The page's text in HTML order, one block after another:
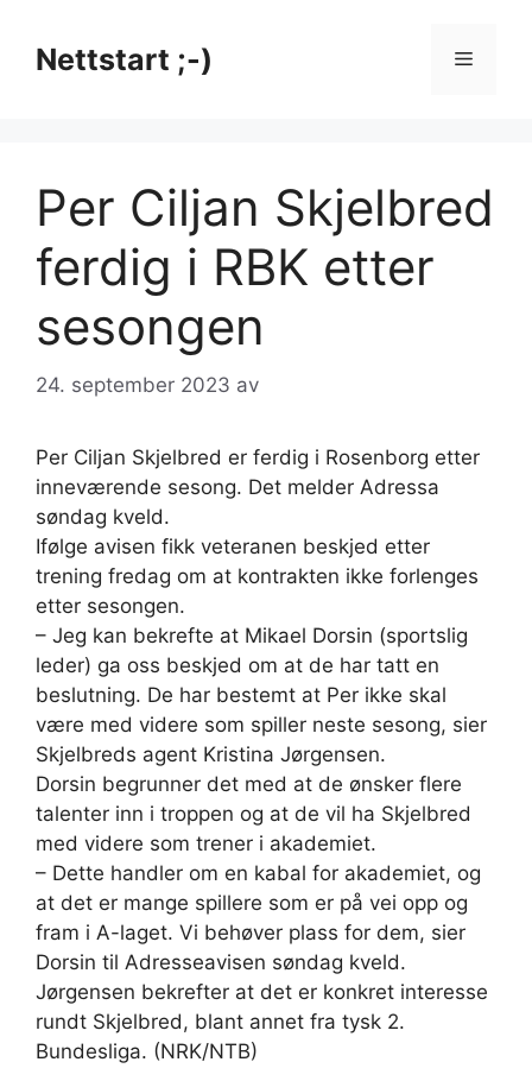
innholdNettstart ;-) Meny
Per Ciljan Skjelbred
ferdig i RBK etter
sesongen
24. september 2023 av
Per Ciljan Skjelbred er ferdig i Rosenborg etter
inneværende sesong. Det melder Adressa
søndag kveld.
Ifølge avisen fikk veteranen beskjed etter
trening fredag om at kontrakten ikke forlenges
etter sesongen.
– Jeg kan bekrefte at Mikael Dorsin (sportslig
leder) ga oss beskjed om at de har tatt en
beslutning. De har bestemt at Per ikke skal
være med videre som spiller neste sesong, sier
Skjelbreds agent Kristina Jørgensen.
Dorsin begrunner det med at de ønsker flere
talenter inn i troppen og at de vil ha Skjelbred
med videre som trener i akademiet.
– Dette handler om en kabal for akademiet, og
at det er mange spillere som er på vei opp og
fram i A-laget. Vi behøver plass for dem, sier
Dorsin til Adresseavisen søndag kveld.
Jørgensen bekrefter at det er konkret interesse
rundt Skjelbred, blant annet fra tysk 2.
Bundesliga. (NRK/NTB)